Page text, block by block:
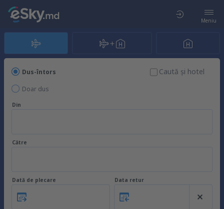
Meniu
Dus-întors
Doar dus
Caută şi hotel
Din
Către
Dată de plecare Data retur